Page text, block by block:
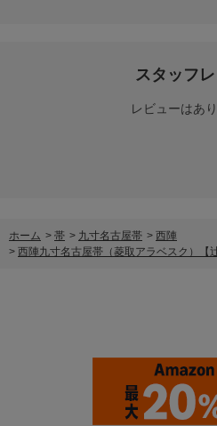
スタッフ
レビューはあ
ホーム > 帯 > 九寸名古屋帯 > 西陣
> 西陣九寸名古屋帯（菱取アラベスク）【